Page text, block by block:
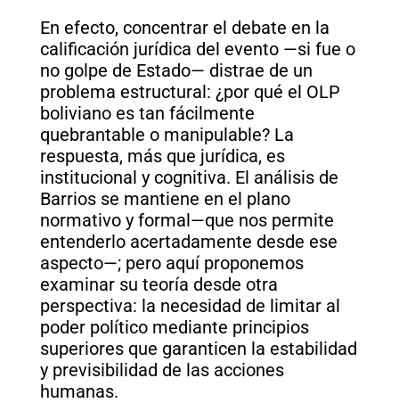
En efecto, concentrar el debate en la
calificación jurídica del evento —si fue o
no golpe de Estado— distrae de un
problema estructural: ¿por qué el OLP
boliviano es tan fácilmente
quebrantable o manipulable? La
respuesta, más que jurídica, es
institucional y cognitiva. El análisis de
Barrios se mantiene en el plano
normativo y formal—que nos permite
entenderlo acertadamente desde ese
aspecto—; pero aquí proponemos
examinar su teoría desde otra
perspectiva: la necesidad de limitar al
poder político mediante principios
superiores que garanticen la estabilidad
y previsibilidad de las acciones
humanas.